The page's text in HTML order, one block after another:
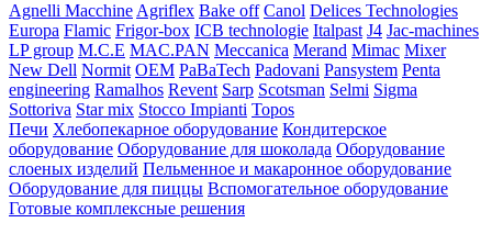
Agnelli MacchineAgriflex Bake off Canol Delices Technologies
Europa Flamic Frigor-box ICB technologie Italpast J4 Jac-machines
LP group M.C.E MAC.PAN Meccanica Merand Mimac Mixer
New Dell Normit OEM PaBaTech Padovani Pansystem Penta
engineering Ramalhos Revent Sarp Scotsman Selmi Sigma
Sottoriva Star mix Stocco Impianti Topos
Печи Хлебопекарное оборудование Кондитерское
оборудование Оборудование для шоколада Оборудование
слоеных изделий Пельменное и макаронное оборудование
Оборудование для пиццы Вспомогательное оборудование
Готовые комплексные решения